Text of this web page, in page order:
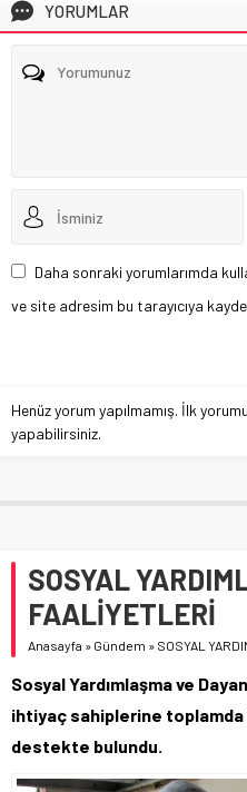
YORUMLAR
Daha sonraki yorumlarımda
ve site adresim bu tarayıcıya
Henüz yorum yapılmamış. İlk
yapabilirsiniz.
SOSYAL
FAALİYETLERİ
Anasayfa » Gündem » SOSYAL
Sosyal Yardımlaşma ve
ihtiyaç sahiplerine toplamda
destekte bulundu.